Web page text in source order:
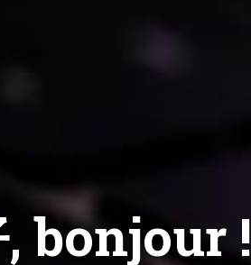
bonjour !